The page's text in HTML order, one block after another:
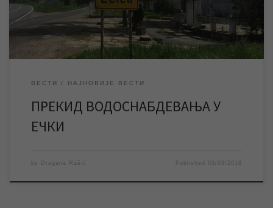
чега ће бити […]
ВЕСТИ НАЈНОВИЈЕ ВЕСТИ
ПРЕКИД ВОДОСНАБДЕВАЊА У
ЕЧКИ
by Dragana Rašić Published 03/03/2018